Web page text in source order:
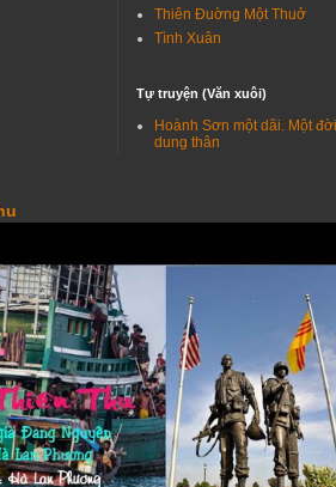
Cộng Hòa vẫn còn có những anh h…
Trưởng là vị Tướng được lòng d…
Thiên Đuờng Một Thuở
Tình Xuân
Tự truyện (Văn xuôi)
Hoành Sơn một dãi. Một đời
dung thân